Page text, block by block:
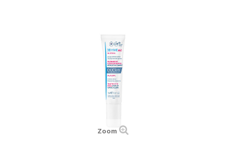
Zoom